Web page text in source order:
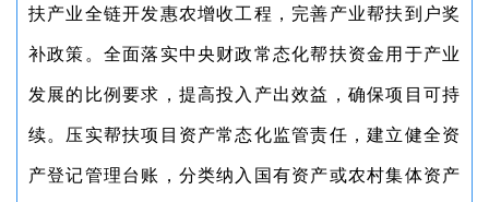
扶产业全链开发惠农增收工程，完善产业帮扶到户奖
补政策。全面落实中央财政常态化帮扶资金用于产业
发展的比例要求，提高投入产出效益，确保项目可持
续。压实帮扶项目资产常态化监管责任，建立健全资
产登记管理台账，分类纳入国有资产或农村集体资产